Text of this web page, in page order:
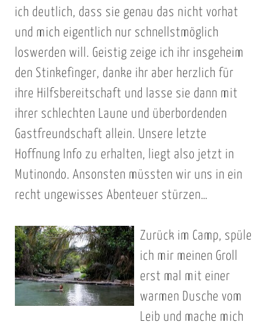
ich deutlich, dass sie genau das nicht vorhat
und mich eigentlich nur schnellstmöglich
loswerden will. Geistig zeige ich ihr insgeheim
den Stinkefinger, danke ihr aber herzlich für
ihre Hilfsbereitschaft und lasse sie dann mit
ihrer schlechten Laune und überbordenden
Gastfreundschaft allein. Unsere letzte
Hoffnung Info zu erhalten, liegt also jetzt in
Mutinondo. Ansonsten müssten wir uns in ein
recht ungewisses Abenteuer stürzen…
Zurück im Camp, spüle
ich mir meinen Groll
erst mal mit einer
warmen Dusche vom
Leib und mache mich